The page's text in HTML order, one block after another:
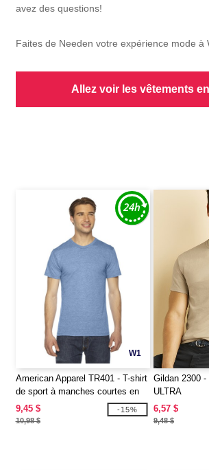
avez des questions!
Faites de Needen votre expérience mode à
Allez voir les vêtements
W1
American Apparel TR401 - T-shirt
de sport à manches courtes en
triblend
9,45 $
10,98 $
-15%
Gildan 2300 -
ULTRA
6,57 $
9,48 $